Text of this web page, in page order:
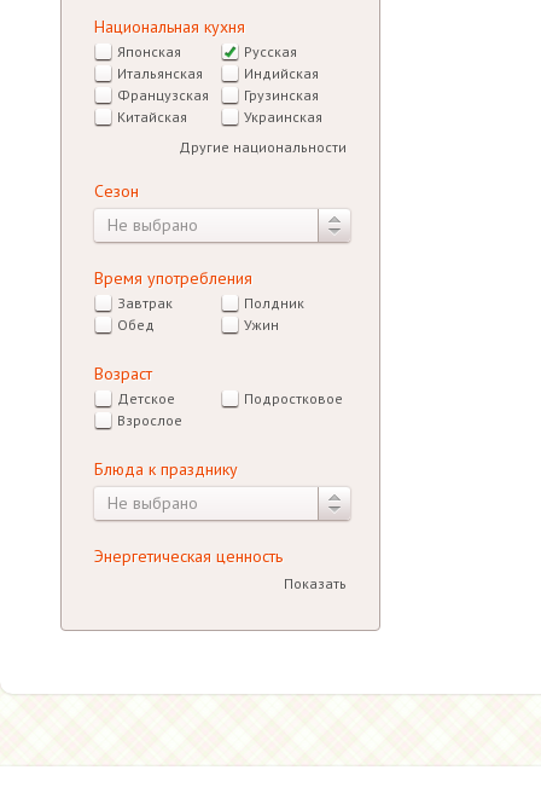
Национальная кухня
Японская
Русская
Итальянская
Индийская
Французская
Грузинская
Китайская
Украинская
Другие национальности
Сезон
Не выбрано
Время употребления
Завтрак
Полдник
Обед
Ужин
Возраст
Детское
Подростковое
Взрослое
Блюда к празднику
Не выбрано
Энергетическая ценность
Показать